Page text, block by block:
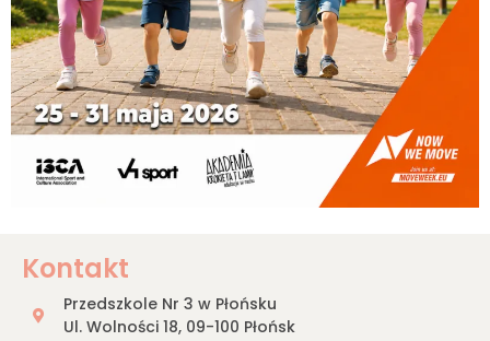
Kontakt
Przedszkole Nr 3 w Płońsku
Ul. Wolności 18, 09-100 Płońsk